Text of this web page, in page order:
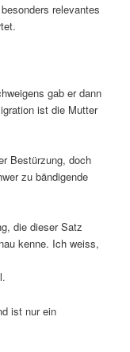
relevantes
gab er dann
ist die Mutter
Bestürzung, doch
zu bändigende
die dieser Satz
kenne. Ich weiss,
ist nur ein